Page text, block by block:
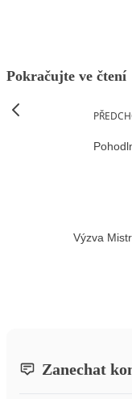
Pokračujte ve čtení
Výzva
Zanechat